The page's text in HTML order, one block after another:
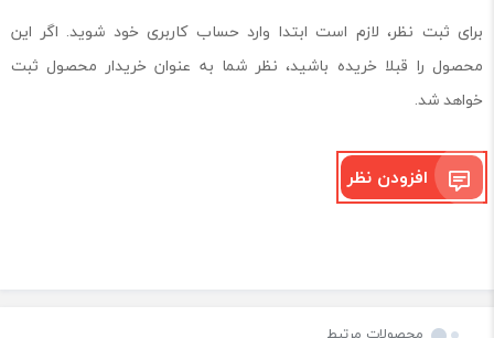
برای ثبت نظر، لازم است ابتدا وارد حساب کاربری خود شوید. اگر این
محصول را قبلا خریده باشید، نظر شما به عنوان خریدار محصول ثبت
خواهد شد.
افزودن نظر